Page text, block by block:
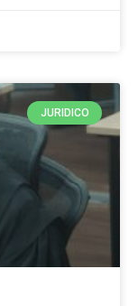
JURIDICO